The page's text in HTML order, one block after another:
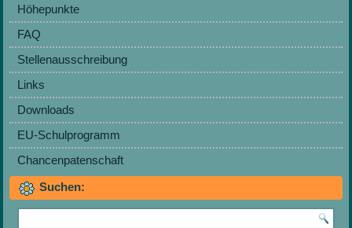
Höhepunkte
FAQ
Stellenausschreibung
Links
Downloads
EU-Schulprogramm
Chancenpatenschaft
Suchen: